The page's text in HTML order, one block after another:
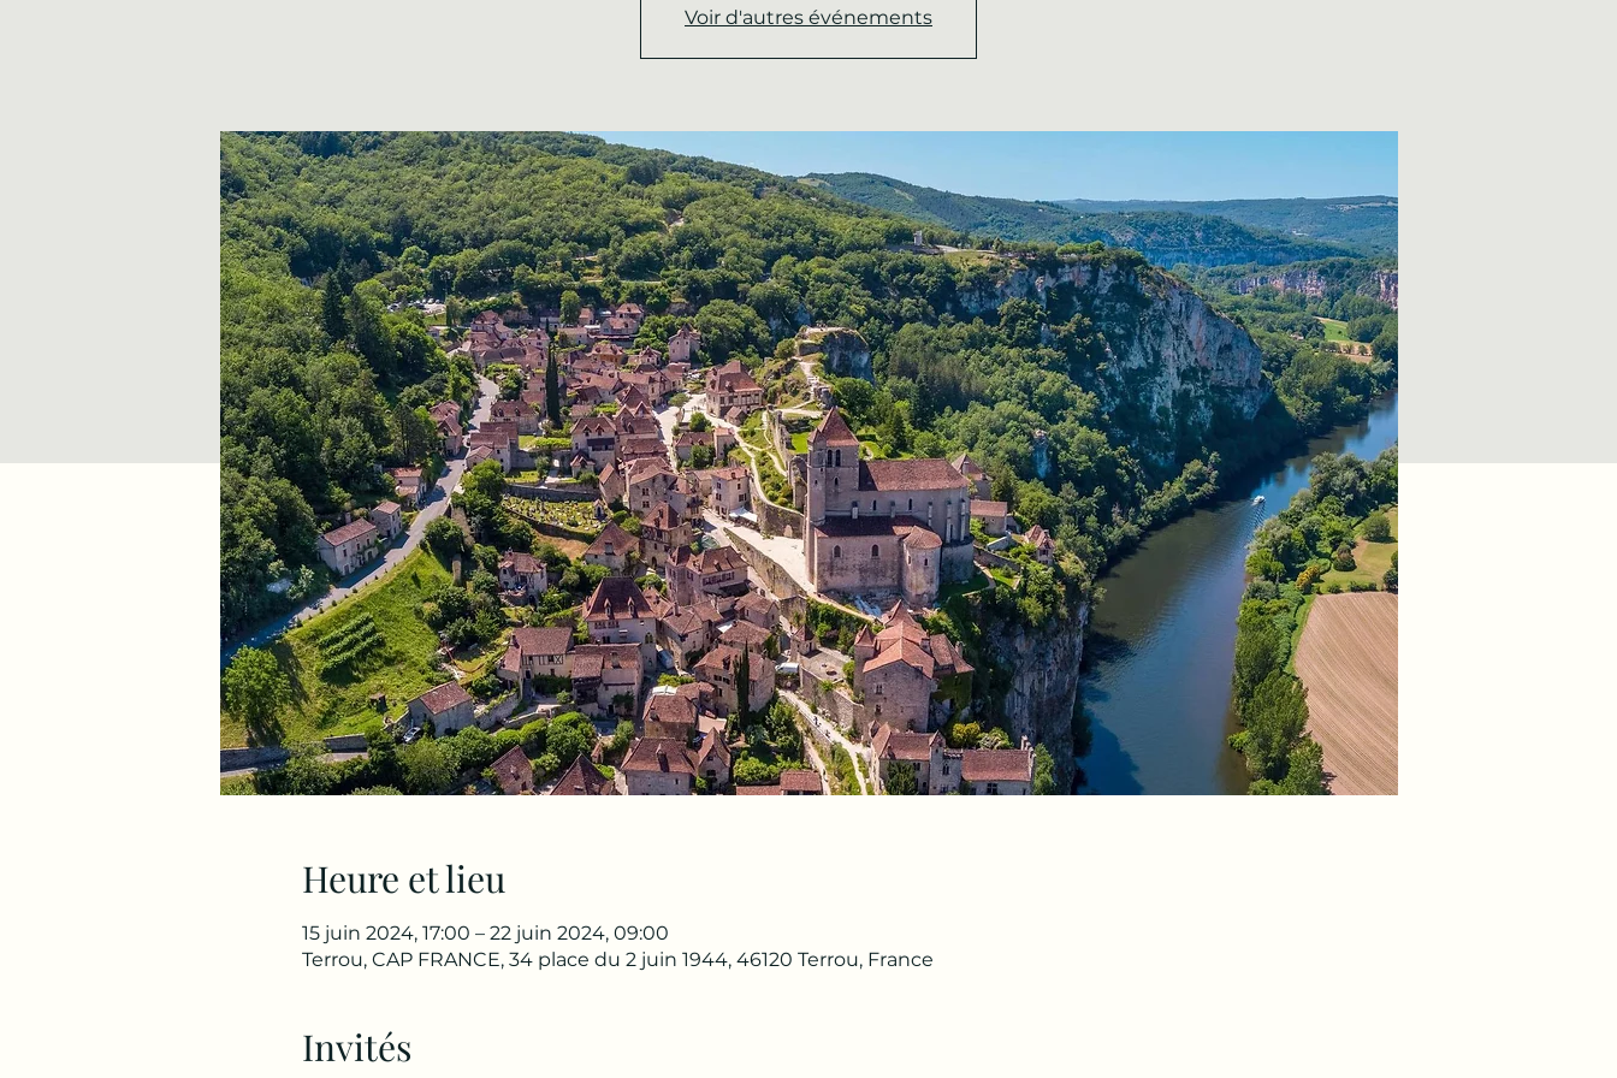
Voir d'autres événements
Heure et lieu
15 juin 2024, 17:00 – 22 juin 2024, 09:00
Terrou, CAP FRANCE, 34 place du 2 juin 1944, 46120 Terrou, France
Invités